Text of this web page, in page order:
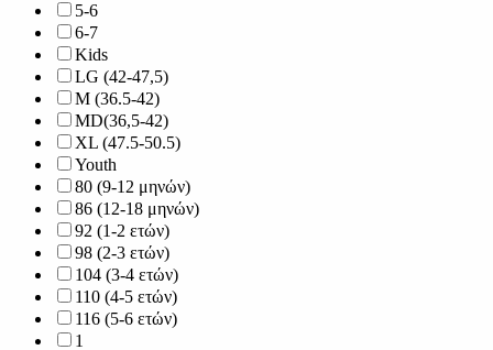
5-6
6-7
Kids
LG (42-47,5)
M (36.5-42)
MD(36,5-42)
XL (47.5-50.5)
Youth
80 (9-12 μηνών)
86 (12-18 μηνών)
92 (1-2 ετών)
98 (2-3 ετών)
104 (3-4 ετών)
110 (4-5 ετών)
116 (5-6 ετών)
1